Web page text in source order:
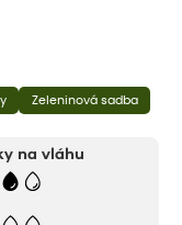
Zeleninová sadba
na vláhu